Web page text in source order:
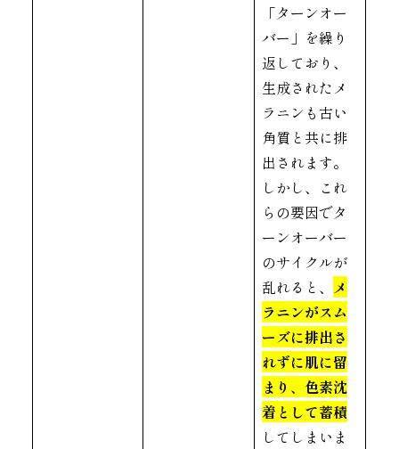
「ターンオー
バー」を繰り
返しており、
生成されたメ
ラニンも古い
角質と共に排
出されます。
しかし、これ
らの要因でタ
ーンオーバー
のサイクルが
乱れると、 メ
ラニンがスム
ーズに排出さ
れずに肌に留
まり、色素沈
着として蓄積
してしまいま